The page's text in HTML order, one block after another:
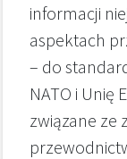
informacji
aspektach
– do
NATO i Unię
związane ze